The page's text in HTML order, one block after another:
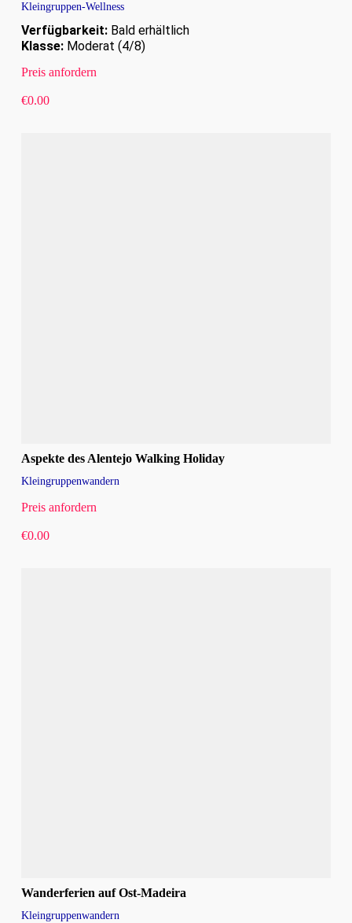
Kleingruppen-Wellness
Verfügbarkeit:Bald erhältlich
Klasse:Moderat (4/8)
Preis anfordern
€0.00
Aspekte des Alentejo Walking Holiday
Kleingruppenwandern
Preis anfordern
€0.00
Wanderferien auf Ost-Madeira
Kleingruppenwandern